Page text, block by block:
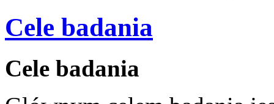
Cele badania
Cele badania